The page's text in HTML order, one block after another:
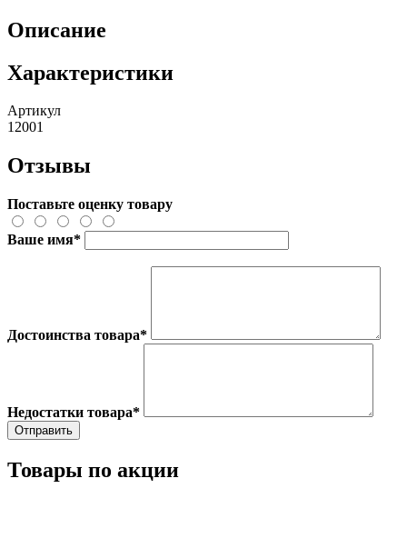
Описание
Характеристики
Артикул
12001
Отзывы
Поставьте оценку товару
Ваше имя*
Достоинства товара*
Недостатки товара*
Товары по акции